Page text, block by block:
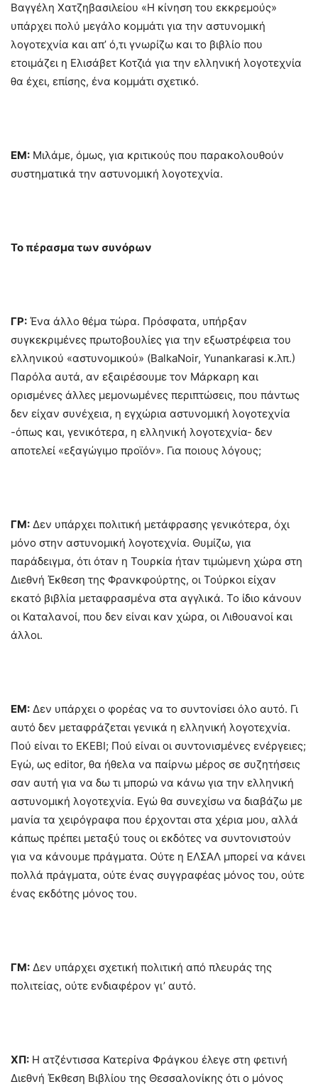
Βαγγέλη Χατζηβασιλείου «Η κίνηση του εκκρεμούς»
υπάρχει πολύ μεγάλο κομμάτι για την αστυνομική
λογοτεχνία και απ’ ό,τι γνωρίζω και το βιβλίο που
ετοιμάζει η Ελισάβετ Κοτζιά για την ελληνική λογοτεχνία
θα έχει, επίσης, ένα κομμάτι σχετικό.
ΕΜ: Μιλάμε, όμως, για κριτικούς που παρακολουθούν
συστηματικά την αστυνομική λογοτεχνία.
Το πέρασμα των συνόρων
ΓΡ: Ένα άλλο θέμα τώρα. Πρόσφατα, υπήρξαν
συγκεκριμένες πρωτοβουλίες για την εξωστρέφεια του
ελληνικού «αστυνομικού» (BalkaNoir, Yunankarasi κ.λπ.)
Παρόλα αυτά, αν εξαιρέσουμε τον Μάρκαρη και
ορισμένες άλλες μεμονωμένες περιπτώσεις, που πάντως
δεν είχαν συνέχεια, η εγχώρια αστυνομική λογοτεχνία
-όπως και, γενικότερα, η ελληνική λογοτεχνία- δεν
αποτελεί «εξαγώγιμο προϊόν». Για ποιους λόγους;
ΓΜ: Δεν υπάρχει πολιτική μετάφρασης γενικότερα, όχι
μόνο στην αστυνομική λογοτεχνία. Θυμίζω, για
παράδειγμα, ότι όταν η Τουρκία ήταν τιμώμενη χώρα στη
Διεθνή Έκθεση της Φρανκφούρτης, οι Τούρκοι είχαν
εκατό βιβλία μεταφρασμένα στα αγγλικά. Το ίδιο κάνουν
οι Καταλανοί, που δεν είναι καν χώρα, οι Λιθουανοί και
άλλοι.
ΕΜ: Δεν υπάρχει ο φορέας να το συντονίσει όλο αυτό. Γι
αυτό δεν μεταφράζεται γενικά η ελληνική λογοτεχνία.
Πού είναι το ΕΚΕΒΙ; Πού είναι οι συντονισμένες ενέργειες;
Εγώ, ως editor, θα ήθελα να παίρνω μέρος σε συζητήσεις
σαν αυτή για να δω τι μπορώ να κάνω για την ελληνική
αστυνομική λογοτεχνία. Εγώ θα συνεχίσω να διαβάζω με
μανία τα χειρόγραφα που έρχονται στα χέρια μου, αλλά
κάπως πρέπει μεταξύ τους οι εκδότες να συντονιστούν
για να κάνουμε πράγματα. Ούτε η ΕΛΣΑΛ μπορεί να κάνει
πολλά πράγματα, ούτε ένας συγγραφέας μόνος του, ούτε
ένας εκδότης μόνος του.
ΓΜ: Δεν υπάρχει σχετική πολιτική από πλευράς της
πολιτείας, ούτε ενδιαφέρον γι’ αυτό.
ΧΠ: Η ατζέντισσα Κατερίνα Φράγκου έλεγε στη φετινή
Διεθνή Έκθεση Βιβλίου της Θεσσαλονίκης ότι ο μόνος